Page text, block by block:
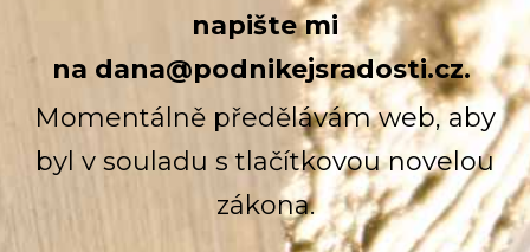
napište mi
na dana@podnikejsradosti.cz.
Momentálně předělávám web, aby
byl v souladu s tlačítkovou novelou
zákona.